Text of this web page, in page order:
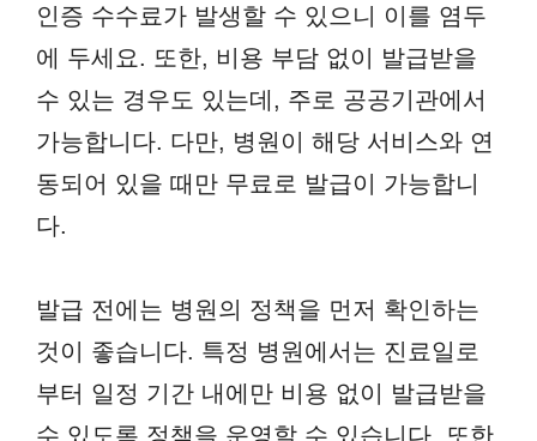
인증 수수료가 발생할 수 있으니 이를 염두
에 두세요. 또한, 비용 부담 없이 발급받을
수 있는 경우도 있는데, 주로 공공기관에서
가능합니다. 다만, 병원이 해당 서비스와 연
동되어 있을 때만 무료로 발급이 가능합니
다.
발급 전에는 병원의 정책을 먼저 확인하는
것이 좋습니다. 특정 병원에서는 진료일로
부터 일정 기간 내에만 비용 없이 발급받을
수 있도록 정책을 운영할 수 있습니다. 또한,